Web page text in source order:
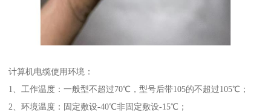
计算机电缆使用环境：
1、工作温度：一般型不超过70℃，型号后带105的不超过105℃；
2、环境温度：固定敷设-40℃非固定敷设-15℃；